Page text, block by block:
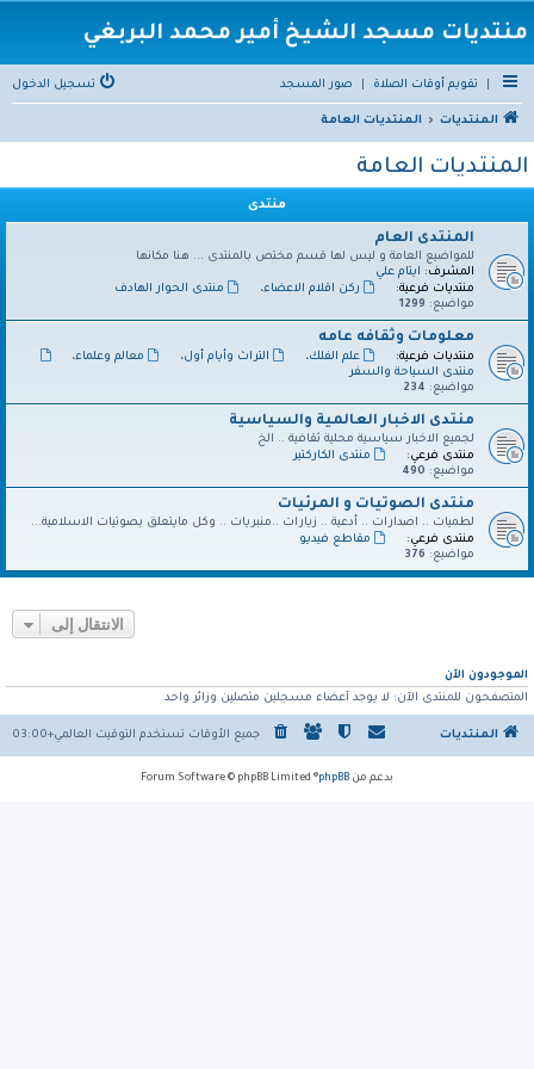
منتديات مسجد الشيخ أمير محمد البربغي
تقويم أوقات الصلاة صور المسجد تسجيل الدخول
المنتديات المنتديات العامة
المنتديات العامة
منتدى
المنتدى العام
للمواضيع العامة و ليس لها قسم مختص بالمنتدى ... هنا مكانها
المشرف: ايتام علي
منتديات فرعية:
ركن اقلام الاعضاء،
منتدى الحوار الهادف
مواضيع: 1299
معلومات وثقافه عامه
منتديات فرعية: علم الفلك، التراث وأيام أول، معالم وعلماء،
منتدى السياحة والسفر
مواضيع: 234
منتدى الاخبار العالمية والسياسية
لجميع الاخبار سياسية محلية ثقافية .. الخ
منتدى فرعي:
منتدى الكاركتير
مواضيع: 490
منتدى الصوتيات و المرئيات
لطميات .. اصدارات .. أدعية .. زيارات ..منبريات .. وكل مايتعلق بصوتيات الاسلامية...
منتدى فرعي:
مقاطع فيديو
مواضيع: 376
الانتقال إلى
الموجودون الآن
المتصفحون للمنتدى الآن: لا يوجد أعضاء مسجلين متصلين وزائر واحد
المنتديات جميع الأوقات تستخدم التوقيت العالمي+03:00
بدعم من phpBB
® Forum Software © phpBB Limited